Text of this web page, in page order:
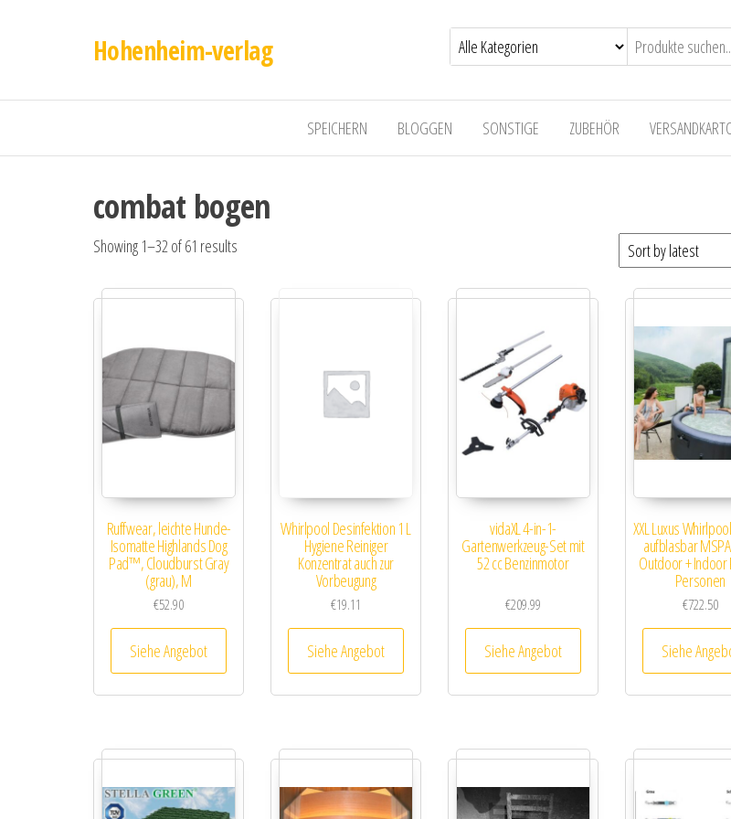
Hohenheim-verlag
SPEICHERN BLOGGEN SONSTIGE ZUBEHÖR
combat bogen
Showing 1–32 of 61 results
Ruffwear, leichte Hunde-
Isomatte Highlands Dog
Pad™, Cloudburst Gray
(grau), M
€52.90
Siehe Angebot
Whirlpool Desinfektion 1 L
Hygiene Reiniger
Konzentrat auch zur
Vorbeugung
€19.11
Siehe Angebot
vidaXL 4-in-1-
Gartenwerkzeug-Set mit
52 cc Benzinmotor
€209.99
Siehe Angebot
XXL Luxus
aufblasbar
Outdoor + Indoor
Personen
€722.50
Siehe